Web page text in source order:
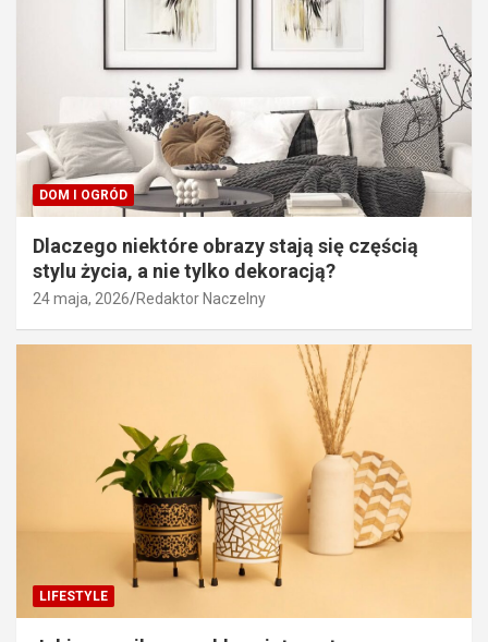
DOM I OGRÓD
Dlaczego niektóre obrazy stają się częścią
stylu życia, a nie tylko dekoracją?
24 maja, 2026 Redaktor Naczelny
LIFESTYLE